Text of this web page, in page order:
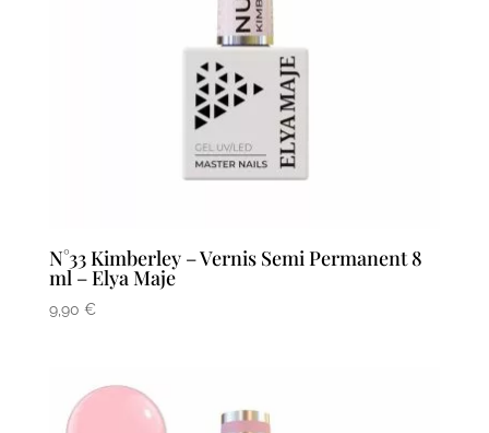
N°33 Kimberley – Vernis Semi Permanent 8
ml – Elya Maje
9,90 €